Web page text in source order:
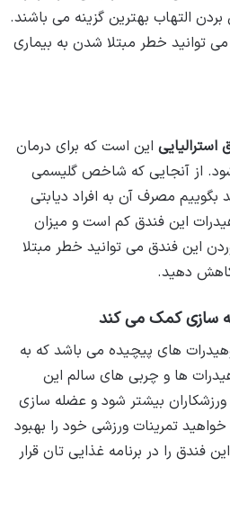
بین بردن التهاب بهترین گزینه می باشند.
توانید خطر مبتلا شدن به بیماری
استرالیایی این است که برای درمان
از آنجایی که شاخص گلیسمی
مصرف آن به افراد دیابتی
این فندق کم است و میزان
این فندق می توانید خطر مبتلا
های پیچیده می باشد که به
ها و چربی های سالم این
بیشتر شود و عضله سازی
تمرینات ورزشی خود را بهبود
فندق را در برنامه غذایی تان قرار